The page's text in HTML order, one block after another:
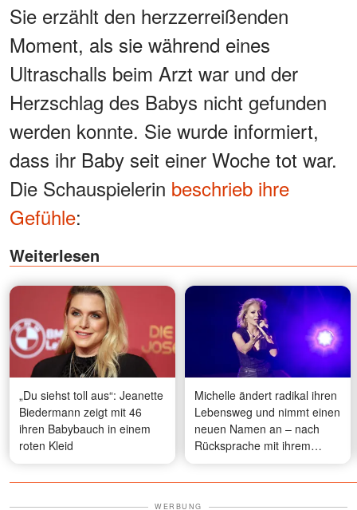
Sie erzählt den herzzerreißenden
Moment, als sie während eines
Ultraschalls beim Arzt war und der
Herzschlag des Babys nicht gefunden
werden konnte. Sie wurde informiert,
dass ihr Baby seit einer Woche tot war.
Die Schauspielerin beschrieb ihre
Gefühle:
Weiterlesen
„Du siehst toll aus“: Jeanette
Biedermann zeigt mit 46
ihren Babybauch in einem
roten Kleid
Michelle ändert radikal ihren
Lebensweg und nimmt einen
neuen Namen an – nach
Rücksprache mit ihrem
„geistigen Team"
WERBUNG